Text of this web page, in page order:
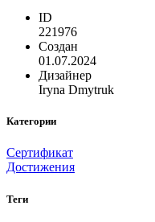
ID
221976
Создан
01.07.2024
Дизайнер
Iryna Dmytruk
Категории
Сертификат
Достижения
Теги